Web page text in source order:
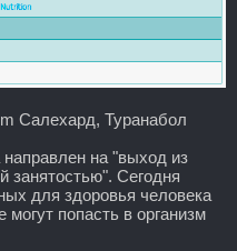
Салехард, Туранабол
на "выход из
занятостью". Сегодня
для здоровья человека
попасть в организм